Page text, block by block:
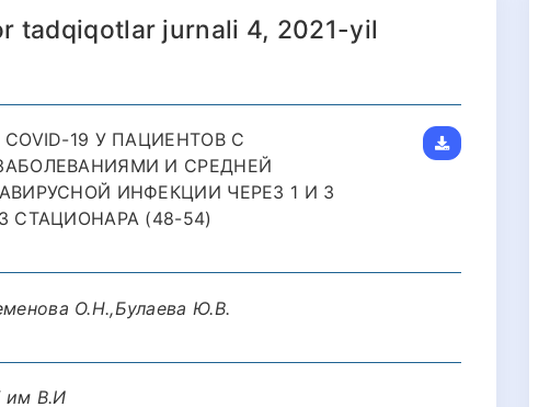
tadqiqotlar jurnali 4, 2021-yil
19 У ПАЦИЕНТОВ С
И СРЕДНЕЙ
ИНФЕКЦИИ ЧЕРЕЗ 1 И 3
(48-54)
О.Н.,Булаева Ю.В.
им В.И